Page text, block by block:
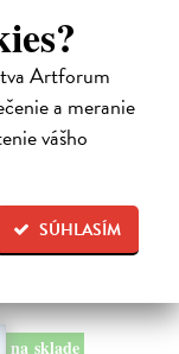
Artforum
a meranie
vášho
SÚHLASÍM
vlastné jogurty,
deťmi tridsať
na sklade